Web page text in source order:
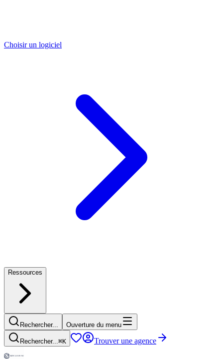
Choisir un logiciel
Ressources
Rechercher... Ouverture du menu
Rechercher...⌘K Trouver une agence